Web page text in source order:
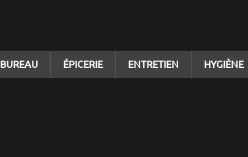
BUREAU ÉPICERIE ENTRETIEN HYGIÈNE